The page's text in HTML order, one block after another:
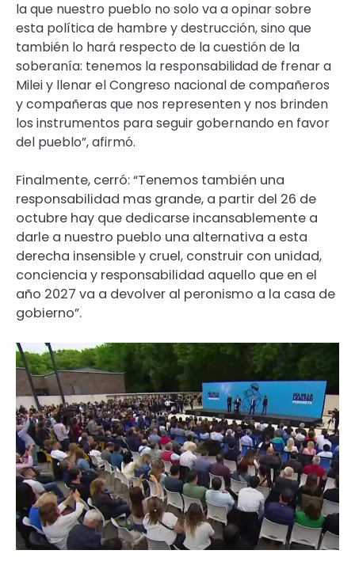
la que nuestro pueblo no solo va a opinar sobre
esta política de hambre y destrucción, sino que
también lo hará respecto de la cuestión de la
soberanía: tenemos la responsabilidad de frenar a
Milei y llenar el Congreso nacional de compañeros
y compañeras que nos representen y nos brinden
los instrumentos para seguir gobernando en favor
del pueblo”, afirmó.
Finalmente, cerró: “Tenemos también una
responsabilidad mas grande, a partir del 26 de
octubre hay que dedicarse incansablemente a
darle a nuestro pueblo una alternativa a esta
derecha insensible y cruel, construir con unidad,
conciencia y responsabilidad aquello que en el
año 2027 va a devolver al peronismo a la casa de
gobierno”.